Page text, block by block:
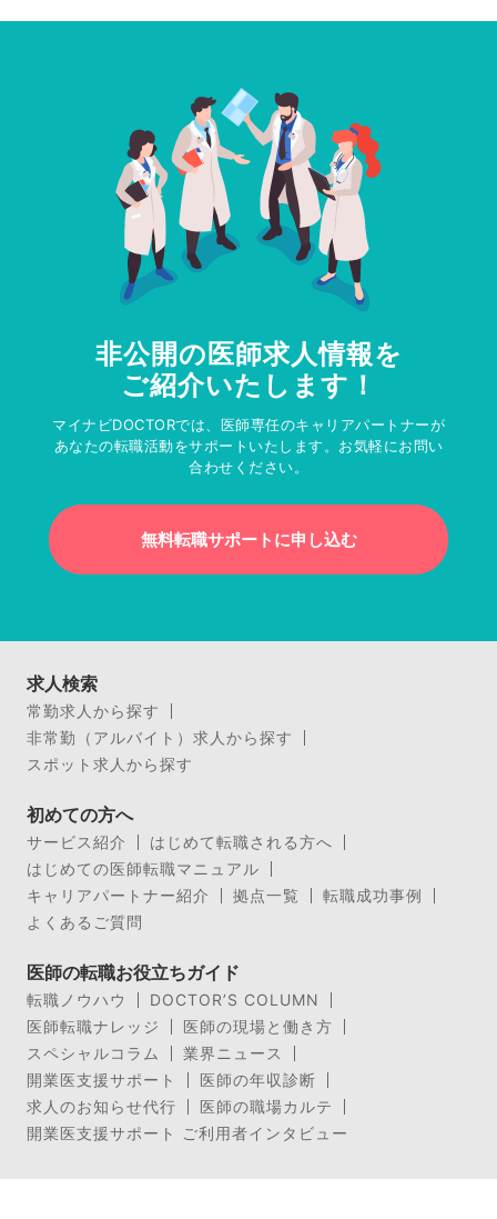
非公開の医師求人情報を
ご紹介いたします！
マイナビDOCTORでは、医師専任のキャリアパートナーが
あなたの転職活動をサポートいたします。お気軽にお問い
合わせください。
無料転職サポートに申し込む
求人検索
常勤求人から探す
非常勤（アルバイト）求人から探す
スポット求人から探す
初めての方へ
サービス紹介
はじめて転職される方へ
はじめての医師転職マニュアル
キャリアパートナー紹介
拠点一覧
転職成功事例
よくあるご質問
医師の転職お役立ちガイド
転職ノウハウ
DOCTOR’S COLUMN
医師転職ナレッジ
医師の現場と働き方
スペシャルコラム
業界ニュース
開業医支援サポート
医師の年収診断
求人のお知らせ代行
医師の職場カルテ
開業医支援サポート ご利用者インタビュー